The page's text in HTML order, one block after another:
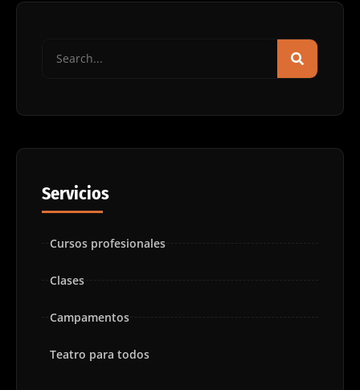
Servicios
Cursos profesionales
Clases
Campamentos
Teatro para todos